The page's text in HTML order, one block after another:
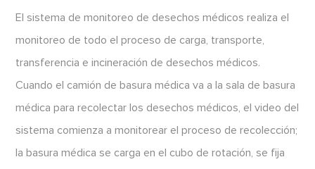
El sistema de monitoreo de desechos médicos realiza el
monitoreo de todo el proceso de carga, transporte,
transferencia e incineración de desechos médicos.
Cuando el camión de basura médica va a la sala de basura
médica para recolectar los desechos médicos, el video del
sistema comienza a monitorear el proceso de recolección;
la basura médica se carga en el cubo de rotación, se fija